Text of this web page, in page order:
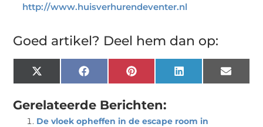
http://www.huisverhurendeventer.nl
Goed artikel? Deel hem dan op:
X
(Twitter)
FacebookPinterestLinkedInEmail
Gerelateerde Berichten:
De vloek opheffen in de escape room in